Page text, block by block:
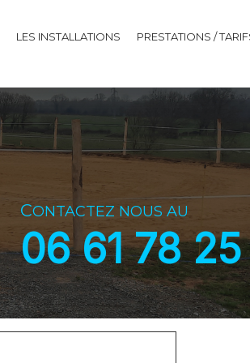
LES INSTALLATIONS PRESTATIONS /
CONTACTEZ NOUS AU
06 61 78